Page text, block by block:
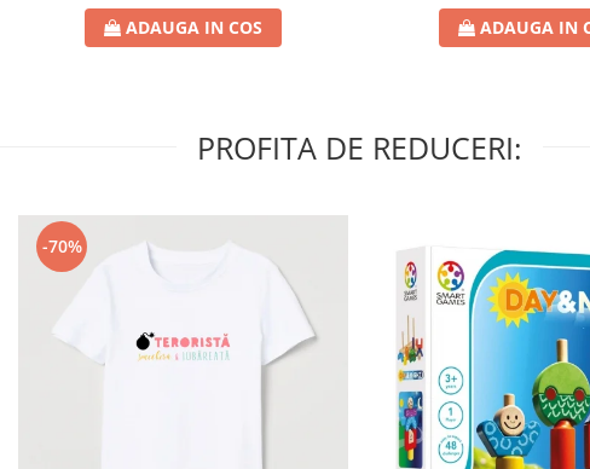
ADAUGA IN COS ADAUGA IN
PROFITA DE REDUCERI:
-70%